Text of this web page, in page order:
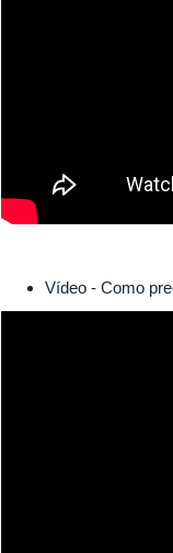
Vídeo - Como